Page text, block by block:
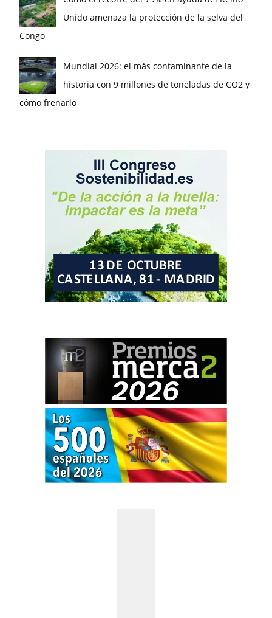
Unido amenaza la protección de la selva del
Congo
Mundial 2026: el más contaminante de la
historia con 9 millones de toneladas de CO2 y
cómo frenarlo